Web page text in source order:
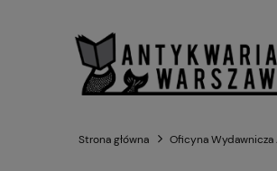
Strona główna Oficyna Wydawnicza